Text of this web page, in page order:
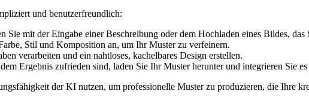
und benutzerfreundlich:
Sie mit der Eingabe einer Beschreibung oder dem Hochladen eines Bildes,
Stil und Komposition an, um Ihr Muster zu verfeinern.
verarbeiten und ein nahtloses, kachelbares Design erstellen.
Ergebnis zufrieden sind, laden Sie Ihr Muster herunter und integrieren Sie
der KI nutzen, um professionelle Muster zu produzieren, die Ihre